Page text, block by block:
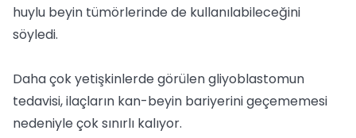
huylu beyin tümörlerinde de kullanılabileceğini
söyledi.
Daha çok yetişkinlerde görülen gliyoblastomun
tedavisi, ilaçların kan-beyin bariyerini geçememesi
nedeniyle çok sınırlı kalıyor.